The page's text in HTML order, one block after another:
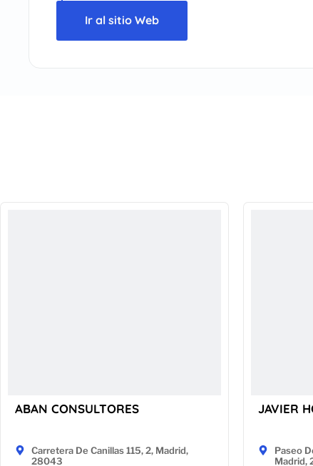
Ir al sitio Web
ABAN CONSULTORES
Carretera De Canillas 115, 2, Madrid,
28043
JAVIER
Paseo
Madrid,